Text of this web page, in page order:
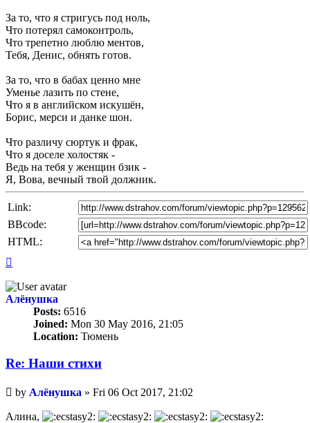
За то, что я стригусь под ноль,
Что потерял самоконтроль,
Что трепетно люблю ментов,
Тебя, Денис, обнять готов.
За то, что в бабах ценно мне
Уменье лазить по стене,
Что я в английском искушён,
Борис, мерси и данке шон.
Что различу сюртук и фрак,
Что я доселе холостяк -
Ведь на тебя у женщин бзик -
Я, Вова, вечный твой должник.
Link:
BBcode:
HTML:
Алёнушка
Posts: 6516
Joined: Mon 30 May 2016, 21:05
Location: Тюмень
Re: Наши стихи
Unread
post
by Алёнушка » Fri 06 Oct 2017, 21:02
Алина,